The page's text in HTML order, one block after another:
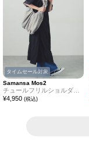
タイムセール対象
Samansa Mos2
チュールフリルショルダートートバッグ
¥4,950 (税込)